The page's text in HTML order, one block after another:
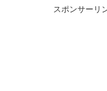
スポンサーリ